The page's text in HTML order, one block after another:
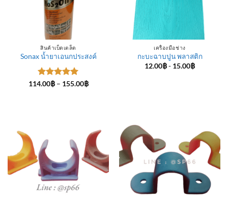
สินค้าเบ็ดเตล็ด
Sonax น้ำยาเอนกประสงค์
ให้คะแนน
114.00฿ – 155.00฿Price
เครื่องมือช่าง
กะบะฉาบปูน พลาสติก
12.00฿- 15.00฿